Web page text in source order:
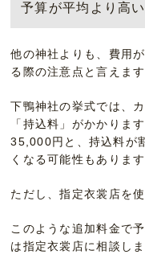
予算が平均より高い
他の神社よりも、費用
る際の注意点と言えます
下鴨神社の挙式では、
「持込料」がかかりま
35,000円と、持込料が
くなる可能性もあります
ただし、指定衣裳店を
このような追加料金で
は指定衣裳店に相談しま